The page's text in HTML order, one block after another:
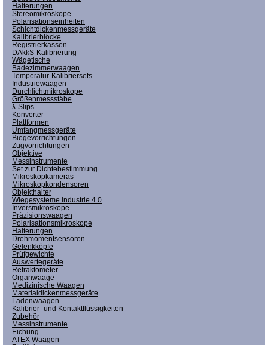
Halterungen
Stereomikroskope
Polarisationseinheiten
Schichtdickenmessgeräte
Kalibrierblöcke
Registrierkassen
DAkkS-Kalibrierung
Wägetische
Badezimmerwaagen
Temperatur-Kalibriersets
Industriewaagen
Durchlichtmikroskope
Größenmessstäbe
λ-Slips
Konverter
Plattformen
Umfangmessgeräte
Biegevorrichtungen
Zugvorrichtungen
Objektive
Messinstrumente
Set zur Dichtebestimmung
Mikroskopkameras
Mikroskopkondensoren
Objekthalter
Wiegesysteme Industrie 4.0
Inversmikroskope
Präzisionswaagen
Polarisationsmikroskope
Halterungen
Drehmomentsensoren
Gelenkköpfe
Prüfgewichte
Auswertegeräte
Refraktometer
Organwaage
Medizinische Waagen
Materialdickenmessgeräte
Ladenwaagen
Kalibrier- und Kontaktflüssigkeiten
Zubehör
Messinstrumente
Eichung
ATEX Waagen